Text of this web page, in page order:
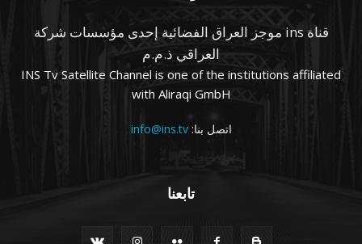
قناة ins موجز العراق الفضائية إحدى مؤسسات شركة
العراقي ذ.م.م
INS Tv Satellite Channel is one of the institutions affiliated
with Aliraqi GmbH
اتصل بنا:info@ins.tv
تابعنا